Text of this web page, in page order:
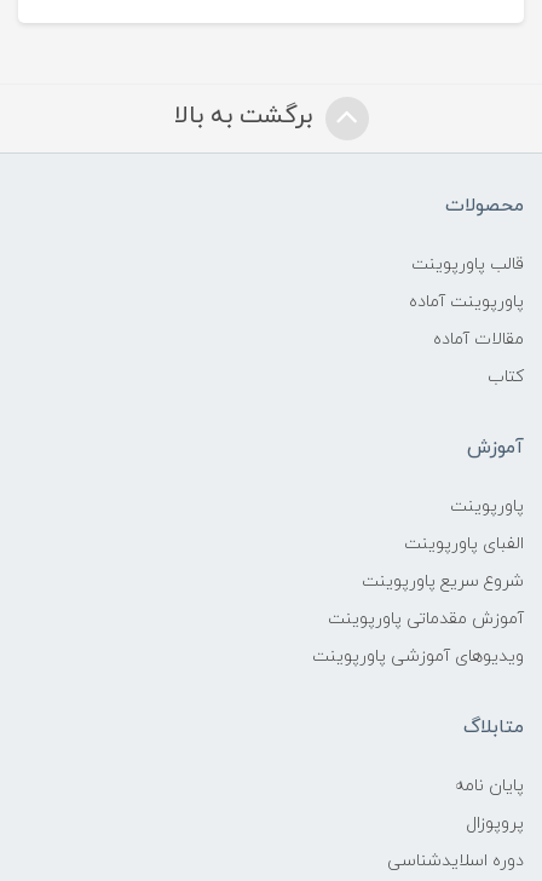
برگشت به بالا
محصولات
قالب پاورپوینت
پاورپوینت آماده
مقالات آماده
کتاب
آموزش
پاورپوینت
الفبای پاورپوینت
شروع سریع پاورپوینت
آموزش مقدماتی پاورپوینت
ویدیوهای آموزشی پاورپوینت
متابلاگ
پایان نامه
پروپوزال
دوره اسلایدشناسی